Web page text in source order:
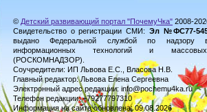
© Детский развивающий портал "ПочемуЧка" 2008-
Свидетельство о регистрации СМИ: Эл №ФС77-
выдано Федеральной службой по надзору
информационных технологий и
(РОСКОМНАДЗОР).
Соучредители: ИП Львова Е.С., Власова Н.В.
Главный редактор: Львова Елена Сергеевна
Электронный адрес редакции: info@pochemu4ka.ru
Телефон редакции: +79277797310
Информация на сайте обновлена: 09.08.2026